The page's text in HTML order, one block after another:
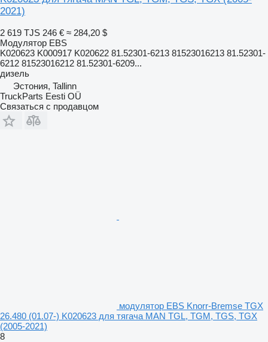
2021)
2 619 TJS 246 € ≈ 284,20 $
Модулятор EBS
K020623 K000917 K020622 81.52301-6213 81523016213 81.52301-
6212 81523016212 81.52301-6209...
дизель
Эстония, Tallinn
TruckParts Eesti OÜ
Связаться с продавцом
модулятор EBS Knorr-Bremse TGX
26.480 (01.07-) K020623 для тягача MAN TGL, TGM, TGS, TGX
(2005-2021)
8